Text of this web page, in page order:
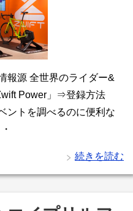
報源 全世界のライダー&
Power」⇒登録方法
トを調べるのに便利な
続きを読む